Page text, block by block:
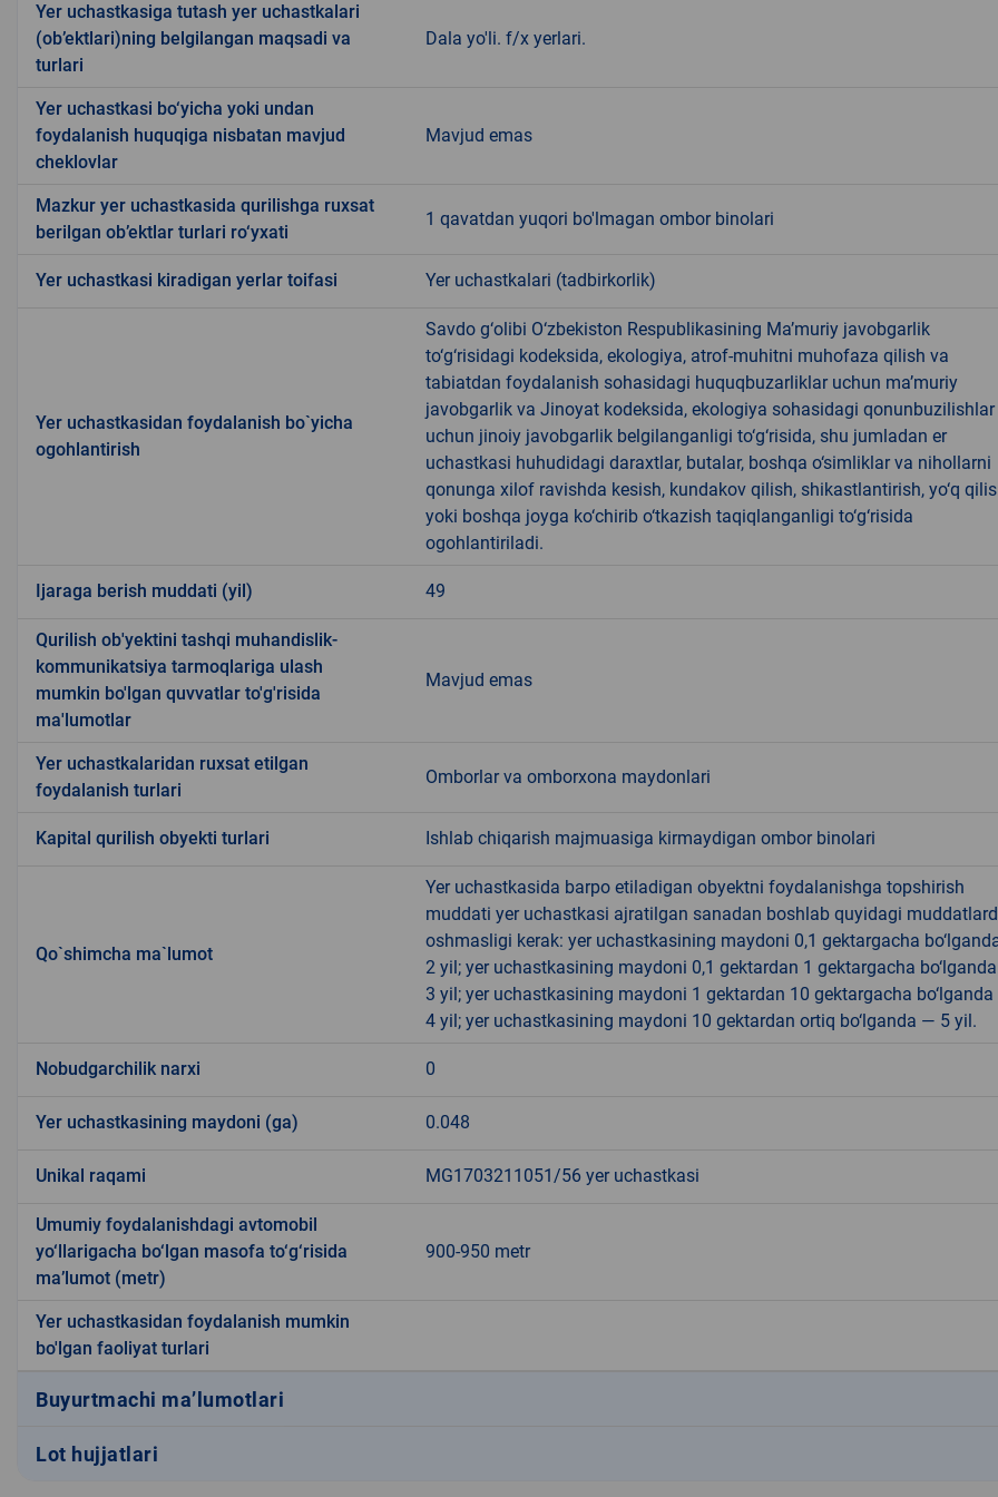
Yer uchastkasiga tutash yer uchastkalari
(ob’ektlari)ning belgilangan maqsadi va
turlari
Dala yo'li. f/x yerlari.
Yer uchastkasi bo‘yicha yoki undan
foydalanish huquqiga nisbatan mavjud
cheklovlar
Mavjud emas
Mazkur yer uchastkasida qurilishga ruxsat
berilgan ob’ektlar turlari ro‘yxati
1 qavatdan yuqori bo'lmagan ombor binolari
Yer uchastkasi kiradigan yerlar toifasi Yer uchastkalari (tadbirkorlik)
Yer uchastkasidan foydalanish bo`yicha
ogohlantirish
Savdo g‘olibi O‘zbekiston Respublikasining Ma’muriy javobgarlik
to‘g‘risidagi kodeksida, ekologiya, atrof-muhitni muhofaza qilish va
tabiatdan foydalanish sohasidagi huquqbuzarliklar uchun ma’muriy
javobgarlik va Jinoyat kodeksida, ekologiya sohasidagi qonunbuzilishlar
uchun jinoiy javobgarlik belgilanganligi to‘g‘risida, shu jumladan er
uchastkasi huhudidagi daraxtlar, butalar, boshqa o‘simliklar va nihollarni
qonunga xilof ravishda kesish, kundakov qilish, shikastlantirish, yo‘q
yoki boshqa joyga ko‘chirib o‘tkazish taqiqlanganligi to‘g‘risida
ogohlantiriladi.
Ijaraga berish muddati (yil) 49
Qurilish ob'yektini tashqi muhandislik-
kommunikatsiya tarmoqlariga ulash
mumkin bo'lgan quvvatlar to'g'risida
ma'lumotlar
Mavjud emas
Yer uchastkalaridan ruxsat etilgan
foydalanish turlari
Omborlar va omborxona maydonlari
Kapital qurilish obyekti turlari Ishlab chiqarish majmuasiga kirmaydigan ombor binolari
Qo`shimcha ma`lumot
Yer uchastkasida barpo etiladigan obyektni foydalanishga topshirish
muddati yer uchastkasi ajratilgan sanadan boshlab quyidagi
oshmasligi kerak: yer uchastkasining maydoni 0,1 gektargacha
2 yil; yer uchastkasining maydoni 0,1 gektardan 1 gektargacha
3 yil; yer uchastkasining maydoni 1 gektardan 10 gektargacha
4 yil; yer uchastkasining maydoni 10 gektardan ortiq bo‘lganda — 5 yil.
Nobudgarchilik narxi 0
Yer uchastkasining maydoni (ga) 0.048
Unikal raqami MG1703211051/56 yer uchastkasi
Umumiy foydalanishdagi avtomobil
yo‘llarigacha bo‘lgan masofa to‘g‘risida
ma’lumot (metr)
900-950 metr
Yer uchastkasidan foydalanish mumkin
bo'lgan faoliyat turlari
Buyurtmachi ma’lumotlari
Lot hujjatlari